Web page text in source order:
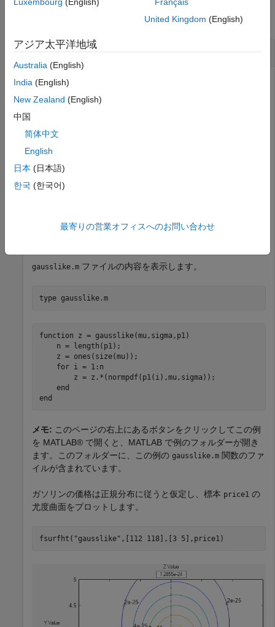
指定した関数に対する対話型の等高線図の作成
fsurfht関数を使用してガウス尤度関数に対する対話型の等
ガソリン価格が格納された
す。
load gas
義します。この関数では、データ標本を固定とし、パラメー
gausslike.m ファイルの内容を表示します。
type gausslike.m
function z = gausslike(mu,sigma,p1)
    n = length(p1);
    z = ones(size(mu));
    for i = 1:n
        z = z.*(normpdf(p1(i),mu,sigma));
    end
メモ: このページの右上にあるボタンをクリックしてこの例
を MATLAB® で開くと、MATLAB で例のフォルダーが開き
ます。このフォルダーに、この例の gausslike.m 関数のファ
イルが含まれています。
ガソリンの価格は正規分布に従うと仮定し、標本 price1 の
尤度曲面をプロットします。
fsurfht( "gausslike" ,[112 118],[3 5],price1)
United Kingdom (English)
アジア太平洋地域
Australia (English)
India (English)
New Zealand (English)
中国
简体中文
English
日本 (日本語)
한국 (한국어)
最寄りの営業オフィスへのお問い合わせ